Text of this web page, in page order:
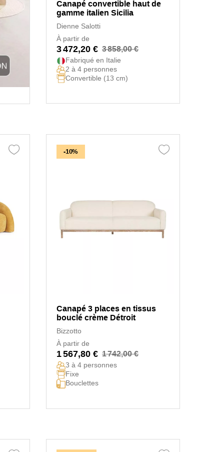
Canapé convertible haut de
gamme italien Sicilia
Dienne Salotti
À partir de
3 472,20 € 3 858,00 €
Fabriqué en Italie
2 à 4 personnes
Convertible (13 cm)
-10%
Canapé 3 places en tissus
bouclé crème Détroit
Bizzotto
À partir de
1 567,80 € 1 742,00 €
3 à 4 personnes
Fixe
Bouclettes